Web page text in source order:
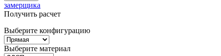
замерщика
Получить расчет
Выберите конфигурацию
Выберите материал